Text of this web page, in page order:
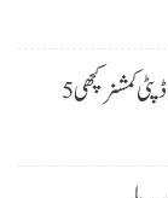
کمشنر کچھی